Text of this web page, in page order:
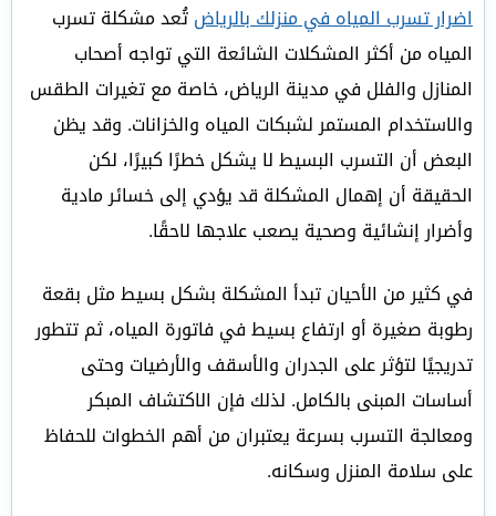
اضرار تسرب المياه في منزلك بالرياضتُعد مشكلة تسرب
المياه من أكثر المشكلات الشائعة التي تواجه أصحاب
المنازل والفلل في مدينة الرياض، خاصة مع تغيرات الطقس
والاستخدام المستمر لشبكات المياه والخزانات. وقد يظن
البعض أن التسرب البسيط لا يشكل خطرًا كبيرًا، لكن
الحقيقة أن إهمال المشكلة قد يؤدي إلى خسائر مادية
وأضرار إنشائية وصحية يصعب علاجها لاحقًا.
في كثير من الأحيان تبدأ المشكلة بشكل بسيط مثل بقعة
رطوبة صغيرة أو ارتفاع بسيط في فاتورة المياه، ثم تتطور
تدريجيًا لتؤثر على الجدران والأسقف والأرضيات وحتى
أساسات المبنى بالكامل. لذلك فإن الاكتشاف المبكر
ومعالجة التسرب بسرعة يعتبران من أهم الخطوات للحفاظ
على سلامة المنزل وسكانه.